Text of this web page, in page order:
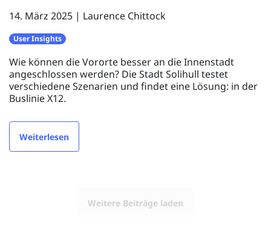
14. März 2025 Laurence Chittock
User Insights
Wie können die Vororte besser an die Innenstadt
angeschlossen werden? Die Stadt Solihull testet
verschiedene Szenarien und findet eine Lösung: in der
Buslinie X12.
Weiterlesen
Weitere Beiträge laden